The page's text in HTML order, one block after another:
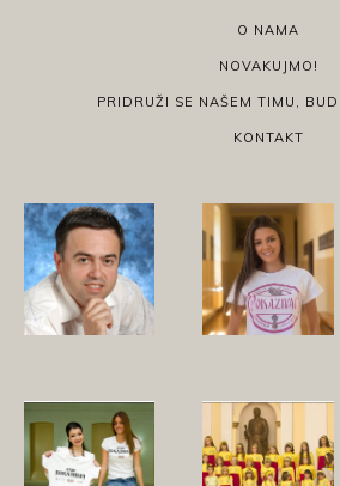
O NAMA
NOVAKUJMO!
PRIDRUŽI SE NAŠEM TIMU,
KONTAKT